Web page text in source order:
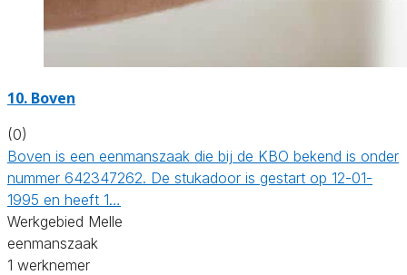
10. Boven
(0)
Boven is een eenmanszaak die bij de KBO bekend is onder
nummer 642347262. De stukadoor is gestart op 12-01-
1995 en heeft 1…
Werkgebied Melle
eenmanszaak
1 werknemer